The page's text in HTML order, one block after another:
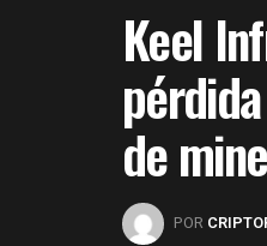
Keel
de
POR